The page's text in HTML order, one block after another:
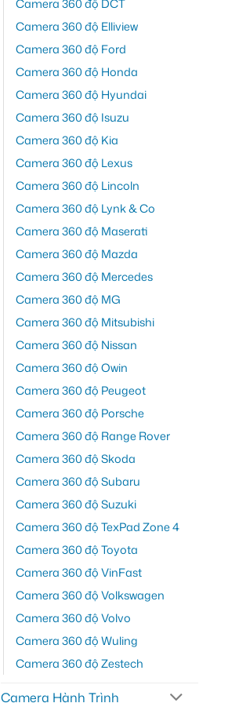
Camera 360 độ Elliview
Camera 360 độ Ford
Camera 360 độ Honda
Camera 360 độ Hyundai
Camera 360 độ Isuzu
Camera 360 độ Kia
Camera 360 độ Lexus
Camera 360 độ Lincoln
Camera 360 độ Lynk & Co
Camera 360 độ Maserati
Camera 360 độ Mazda
Camera 360 độ Mercedes
Camera 360 độ MG
Camera 360 độ Mitsubishi
Camera 360 độ Nissan
Camera 360 độ Owin
Camera 360 độ Peugeot
Camera 360 độ Porsche
Camera 360 độ Range Rover
Camera 360 độ Skoda
Camera 360 độ Subaru
Camera 360 độ Suzuki
Camera 360 độ TexPad Zone 4
Camera 360 độ Toyota
Camera 360 độ VinFast
Camera 360 độ Volkswagen
Camera 360 độ Volvo
Camera 360 độ Wuling
Camera 360 độ Zestech
Camera Hành Trình